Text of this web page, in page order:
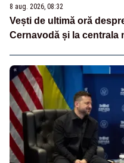
8 aug. 2026, 08:32
Vești de ultimă oră
Cernavodă și la centrala